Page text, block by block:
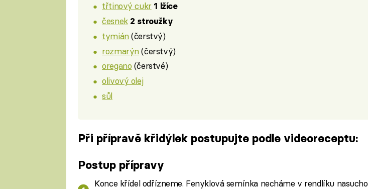
třtinový cukr 1 lžíce
česnek 2 stroužky
tymián(čerstvý)
rozmarýn(čerstvý)
oregano (čerstvé)
olivový olej
sůl
Při přípravě křidýlek postupujte podle videoreceptu:
Postup přípravy
Konce křídel odřízneme. Fenyklová semínka necháme v rendlíku nasucho